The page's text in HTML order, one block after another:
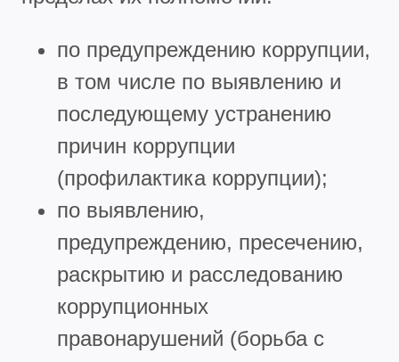
по предупреждению коррупции,
в том числе по выявлению и
последующему устранению
причин коррупции
(профилактика коррупции);
по выявлению,
предупреждению, пресечению,
раскрытию и расследованию
коррупционных
правонарушений (борьба с